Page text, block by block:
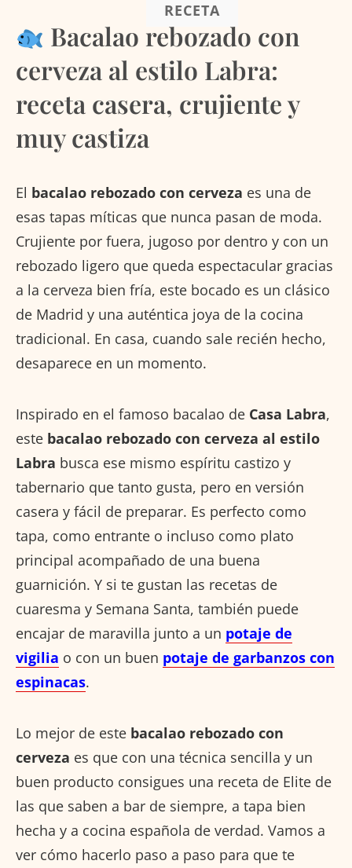
RECETA
Bacalao rebozado con
cerveza al estilo Labra:
receta casera, crujiente y
muy castiza
El bacalao rebozado con cerveza es una de
esas tapas míticas que nunca pasan de moda.
Crujiente por fuera, jugoso por dentro y con un
rebozado ligero que queda espectacular gracias
a la cerveza bien fría, este bocado es un clásico
de Madrid y una auténtica joya de la cocina
tradicional. En casa, cuando sale recién hecho,
desaparece en un momento.
Inspirado en el famoso bacalao de Casa Labra,
este bacalao rebozado con cerveza al estilo
Labra busca ese mismo espíritu castizo y
tabernario que tanto gusta, pero en versión
casera y fácil de preparar. Es perfecto como
tapa, como entrante o incluso como plato
principal acompañado de una buena
guarnición. Y si te gustan las recetas de
cuaresma y Semana Santa, también puede
encajar de maravilla junto a un potaje de
vigilia o con un buen potaje de garbanzos con
espinacas.
Lo mejor de este bacalao rebozado con
cerveza es que con una técnica sencilla y un
buen producto consigues una receta de Elite de
las que saben a bar de siempre, a tapa bien
hecha y a cocina española de verdad. Vamos a
ver cómo hacerlo paso a paso para que te